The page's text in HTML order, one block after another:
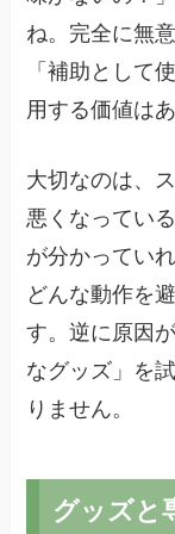
ね。完全に無
「補助として
用する価値は
大切なのは、
悪くなってい
が分かってい
どんな動作を
す。逆に原因
なグッズ」を
りません。
グッズと